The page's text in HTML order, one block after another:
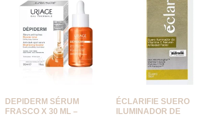
DEPIDERM SÉRUM
FRASCO X 30 ML –
ÉCLARIFIE SUERO
ILUMINADOR DE